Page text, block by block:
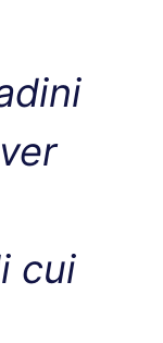
cui